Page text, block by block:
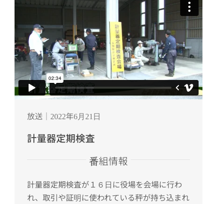
お知らせ
放送｜2022年6月21日
計量器定期検査
番組情報
計量器定期検査が１６日に役場を会場に行わ
れ、取引や証明に使われている秤が持ち込まれ